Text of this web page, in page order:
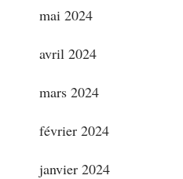
mai 2024
avril 2024
mars 2024
février 2024
janvier 2024